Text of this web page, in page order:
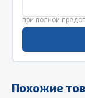
Весь раздел
при полной
Похожие